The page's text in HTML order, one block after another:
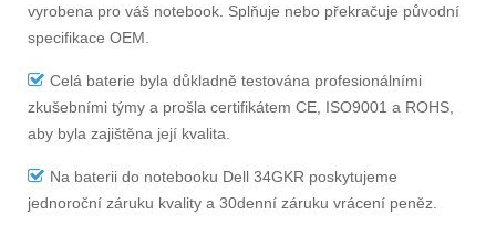
vyrobena pro váš notebook. Splňuje nebo překračuje původní
specifikace OEM.
Celá baterie byla důkladně testována profesionálními
zkušebními týmy a prošla certifikátem CE, ISO9001 a ROHS,
aby byla zajištěna její kvalita.
Na baterii do notebooku Dell 34GKR poskytujeme
jednoroční záruku kvality a 30denní záruku vrácení peněz.